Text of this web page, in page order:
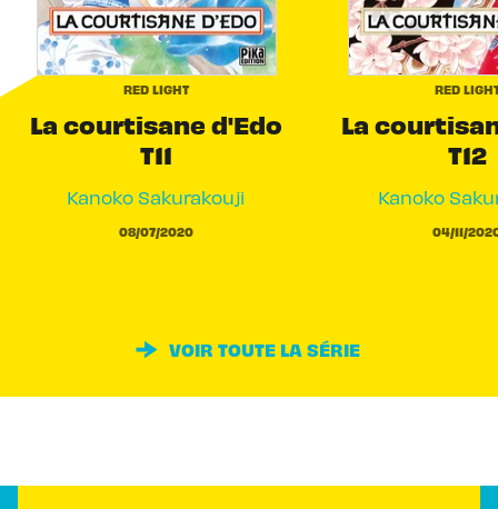
RED LIGHT
La courtisane d'Edo
T11
Kanoko Sakurakouji
08/07/2020
RED
La
T12
Kanoko
04/11/
VOIR TOUTE LA SÉRIE